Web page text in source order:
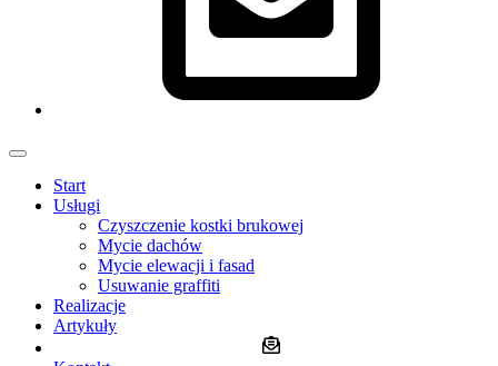
Menu
Start
Usługi
Czyszczenie kostki brukowej
Mycie dachów
Mycie elewacji i fasad
Usuwanie graffiti
Realizacje
Artykuły